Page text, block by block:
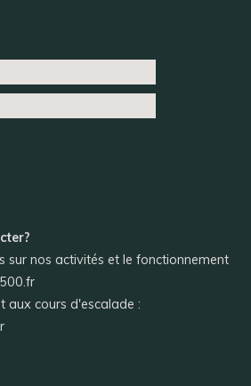
sur nos activités et le fonctionnement
aux cours d'escalade :